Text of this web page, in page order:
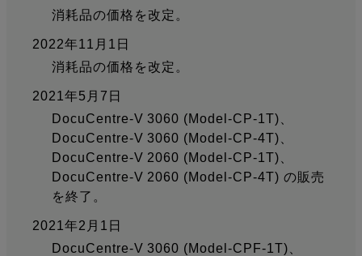
消耗品の価格を改定。
2022年11月1日
消耗品の価格を改定。
2021年5月7日
DocuCentre-V 3060 (Model-CP-1T)、
DocuCentre-V 3060 (Model-CP-4T)、
DocuCentre-V 2060 (Model-CP-1T)、
DocuCentre-V 2060 (Model-CP-4T) の販売
を終了。
2021年2月1日
DocuCentre-V 3060 (Model-CPF-1T)、